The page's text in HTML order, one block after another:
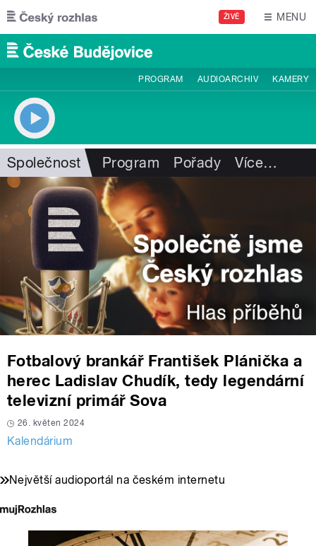
Přejít k hlavnímu obsahu
ŽIVĚ MENU
PROGRAM AUDIOARCHIV KAMERY
Společnost Program Pořady Více…
Fotbalový brankář František Plánička a
herec Ladislav Chudík, tedy legendární
televizní primář Sova
26. květen 2024
Kalendárium
Největší audioportál na českém internetu